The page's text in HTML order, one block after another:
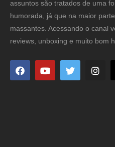
assuntos são tratados de uma
humorada, já que na maior
massantes. Acessando o canal
reviews, unboxing e muito bom